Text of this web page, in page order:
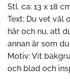
Stl. ca: 13 x 18
Text: Du vet väl
här och nu, att
annan är som
Motiv: Vit
och blad och